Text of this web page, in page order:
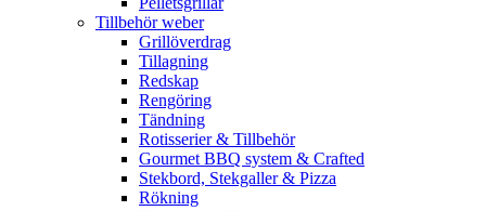
Tillbehör weber
Grillöverdrag
Tillagning
Redskap
Rengöring
Tändning
Rotisserier & Tillbehör
Gourmet BBQ system & Crafted
Stekbord, Stekgaller & Pizza
Rökning